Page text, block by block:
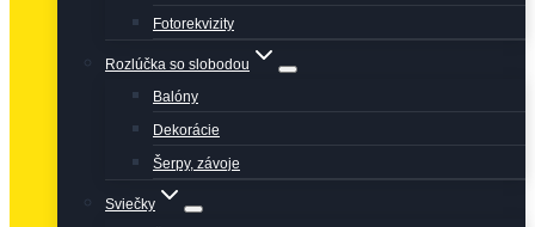
Fotorekvizity
Rozlúčka so slobodou
Balóny
Dekorácie
Šerpy, závoje
Sviečky